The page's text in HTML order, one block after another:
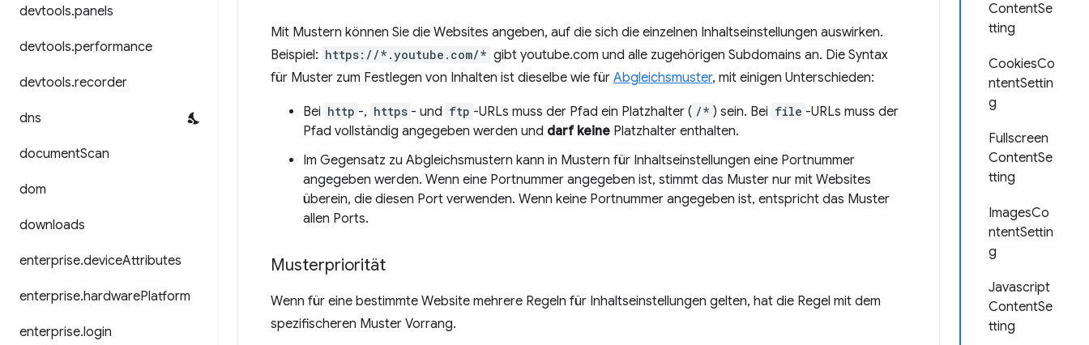
devtools.panels
devtools.performance
devtools.recorder
dns
documentScan
dom
downloads
enterprise.deviceAttributes
enterprise.hardwarePlatform
enterprise.login
ContentSe
tting
CookiesCo
ntentSettin
g
Fullscreen
ContentSe
tting
ImagesCo
ntentSettin
g
Javascript
ContentSe
tting
Mit Mustern können Sie die Websites angeben, auf die sich die einzelnen Inhaltseinstellungen auswirken.
Beispiel: https://*.youtube.com/* gibt youtube.com und alle zugehörigen Subdomains an. Die Syntax
für Muster zum Festlegen von Inhalten ist dieselbe wie für Abgleichsmuster, mit einigen Unterschieden:
Bei http -, https - und ftp -URLs muss der Pfad ein Platzhalter ( /* ) sein. Bei file -URLs muss der
Pfad vollständig angegeben werden und darf keine Platzhalter enthalten.
Im Gegensatz zu Abgleichsmustern kann in Mustern für Inhaltseinstellungen eine Portnummer
angegeben werden. Wenn eine Portnummer angegeben ist, stimmt das Muster nur mit Websites
überein, die diesen Port verwenden. Wenn keine Portnummer angegeben ist, entspricht das Muster
allen Ports.
Musterpriorität
Wenn für eine bestimmte Website mehrere Regeln für Inhaltseinstellungen gelten, hat die Regel mit dem
spezifischeren Muster Vorrang.